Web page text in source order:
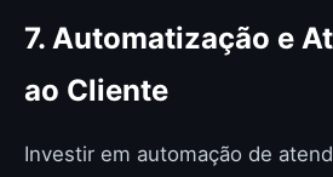
7. Automatização e
ao Cliente
Investir em automação de